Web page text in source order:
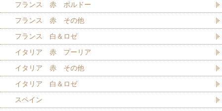
フランス 赤 ボルドー
フランス 赤 その他
フランス 白＆ロゼ
イタリア 赤 プーリア
イタリア 赤 その他
イタリア 白＆ロゼ
スペイン